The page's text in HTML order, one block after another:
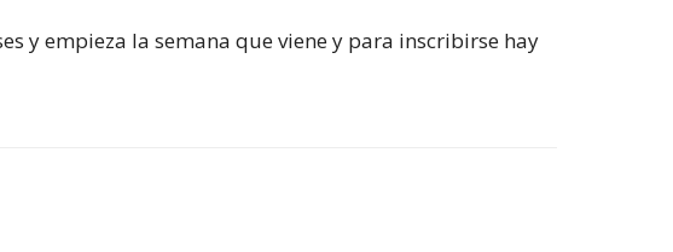
y empieza la semana que viene y para inscribirse hay